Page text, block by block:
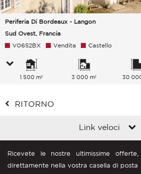
Periferia Di Bordeaux - Langon
Sud Ovest, Francia
V0652BX Vendita Castello
1 500 m² 3 000 m² 30
RITORNO
Link veloci
Ricevete le nostre ultimissime
direttamente nella vostra casella di posta